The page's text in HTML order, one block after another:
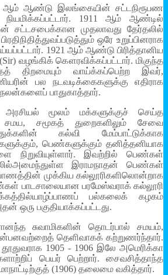
ஆம் ஆண்டு இலங்கையின் சட்டநிரூபண
நியமிக்கப்பட்டார். 1911 ஆம் ஆண்டில்
சட்டசபைக்கான முதலாவது தேர்தலில்
ஒரே உறுப்பினராக
1921 ஆம் ஆண்டு பிரித்தானிய
(Sir) வழங்கிக் கௌரவிக்கப்பட்டார். மிகுந்த
திறமையும் வாய்க்கப்பெற்ற இவர்,
பல நடவடிக்கைகளுக்கு எதிராக
பாதுகாத்தார்.
மூலம் மக்களுக்குச் செய்த
சமூகத் துறைகளிலும் சேவை
கல்வி மேம்பாட்டுக்காக
பெண்களுக்கும் தனித்தனியாக
நிறுவியுள்ளார். இவற்றில் பெண்கள்
இராமநாதன் பெண்கள்
முக்கிய கல்லூரிகளிலொன்றாக
பாடசாலையான பரமேஸ்வராக் கல்லூரி
பல்கலைக் கழகம்
ஒரு பகுதியாக்கப்பட்டது.
சுவாமிகளின் தொடர்பால் சமயம்,
தெளிவாகக் கற்றுணர்ந்தார்.
1905 - 1906 இலே அமெரிக்கா
பெயர் பெற்றார். சைவசித்தாந்த
(1906) தலைமை வகித்தார்.